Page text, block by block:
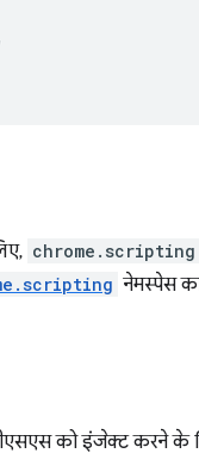
chrome.scripting
नेमस्पेस
को इंजेक्ट करने के